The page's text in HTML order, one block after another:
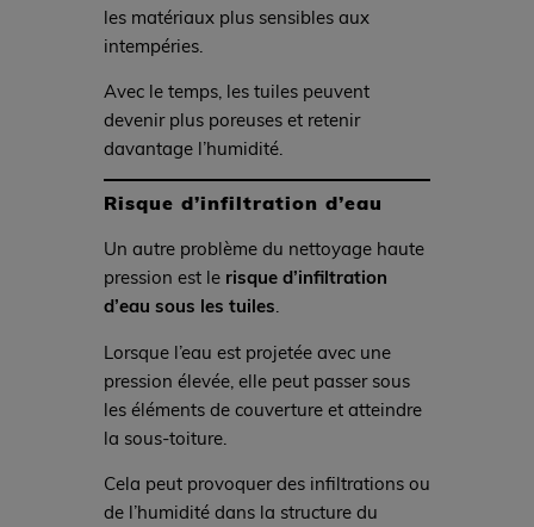
les matériaux plus sensibles aux
intempéries.
Avec le temps, les tuiles peuvent
devenir plus poreuses et retenir
davantage l’humidité.
Risque d’infiltration d’eau
Un autre problème du nettoyage haute
pression est le risque d’infiltration
d’eau sous les tuiles.
Lorsque l’eau est projetée avec une
pression élevée, elle peut passer sous
les éléments de couverture et atteindre
la sous-toiture.
Cela peut provoquer des infiltrations ou
de l’humidité dans la structure du